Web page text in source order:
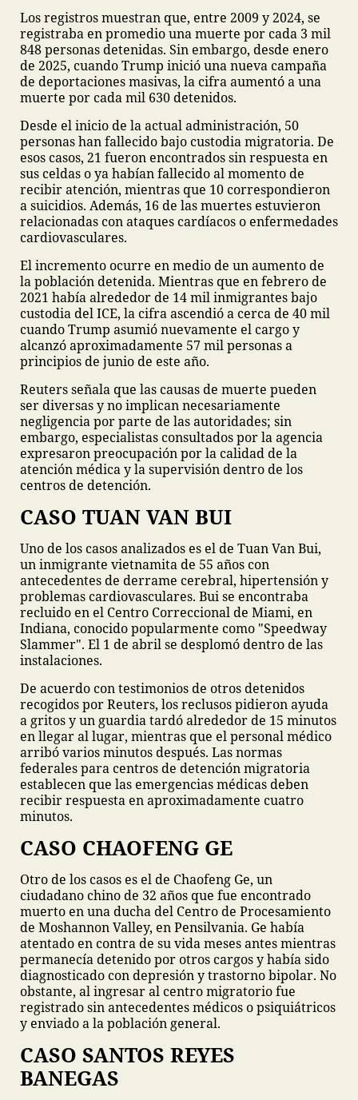
Los registros muestran que, entre 2009 y 2024, se
registraba en promedio una muerte por cada 3 mil
848 personas detenidas. Sin embargo, desde enero
de 2025, cuando Trump inició una nueva campaña
de deportaciones masivas, la cifra aumentó a una
muerte por cada mil 630 detenidos.
Desde el inicio de la actual administración, 50
personas han fallecido bajo custodia migratoria. De
esos casos, 21 fueron encontrados sin respuesta en
sus celdas o ya habían fallecido al momento de
recibir atención, mientras que 10 correspondieron
a suicidios. Además, 16 de las muertes estuvieron
relacionadas con ataques cardíacos o enfermedades
cardiovasculares.
El incremento ocurre en medio de un aumento de
la población detenida. Mientras que en febrero de
2021 había alrededor de 14 mil inmigrantes bajo
custodia del ICE, la cifra ascendió a cerca de 40 mil
cuando Trump asumió nuevamente el cargo y
alcanzó aproximadamente 57 mil personas a
principios de junio de este año.
Reuters señala que las causas de muerte pueden
ser diversas y no implican necesariamente
negligencia por parte de las autoridades; sin
embargo, especialistas consultados por la agencia
expresaron preocupación por la calidad de la
atención médica y la supervisión dentro de los
centros de detención.
CASO TUAN VAN BUI
Uno de los casos analizados es el de Tuan Van Bui,
un inmigrante vietnamita de 55 años con
antecedentes de derrame cerebral, hipertensión y
problemas cardiovasculares. Bui se encontraba
recluido en el Centro Correccional de Miami, en
Indiana, conocido popularmente como "Speedway
Slammer". El 1 de abril se desplomó dentro de las
instalaciones.
De acuerdo con testimonios de otros detenidos
recogidos por Reuters, los reclusos pidieron ayuda
a gritos y un guardia tardó alrededor de 15 minutos
en llegar al lugar, mientras que el personal médico
arribó varios minutos después. Las normas
federales para centros de detención migratoria
establecen que las emergencias médicas deben
recibir respuesta en aproximadamente cuatro
minutos.
CASO CHAOFENG GE
Otro de los casos es el de Chaofeng Ge, un
ciudadano chino de 32 años que fue encontrado
muerto en una ducha del Centro de Procesamiento
de Moshannon Valley, en Pensilvania. Ge había
atentado en contra de su vida meses antes mientras
permanecía detenido por otros cargos y había sido
diagnosticado con depresión y trastorno bipolar. No
obstante, al ingresar al centro migratorio fue
registrado sin antecedentes médicos o psiquiátricos
y enviado a la población general.
CASO SANTOS REYES
BANEGAS